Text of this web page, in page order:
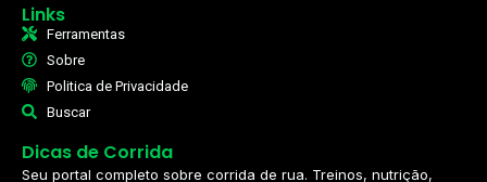
Links
Ferramentas
Sobre
Politica de Privacidade
Buscar
Dicas de Corrida
Seu portal completo sobre corrida de rua. Treinos, nutrição,